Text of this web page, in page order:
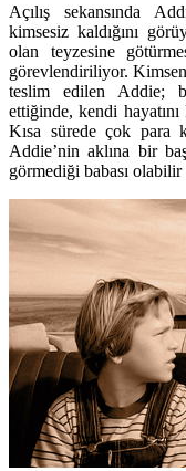
Açılış sekansında
kimsesiz kaldığını
olan teyzesine
görevlendiriliyor.
teslim edilen Addie;
ettiğinde, kendi
Kısa sürede çok para
Addie’nin aklına bir
görmediği babası olabilir